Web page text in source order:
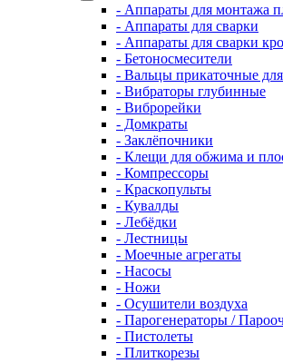
- Аппараты для монтажа
- Аппараты для сварки
- Аппараты для сварки
- Бетоносмесители
- Вальцы прикаточные
- Вибраторы глубинные
- Виброрейки
- Домкраты
- Заклёпочники
- Клещи для обжима и
- Компрессоры
- Краскопульты
- Кувалды
- Лебёдки
- Лестницы
- Моечные агрегаты
- Насосы
- Ножи
- Осушители воздуха
- Парогенераторы /
- Пистолеты
- Плиткорезы